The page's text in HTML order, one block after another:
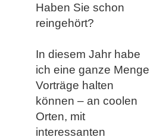
Haben Sie schon
reingehört?
In diesem Jahr habe
ich eine ganze Menge
Vorträge halten
können – an coolen
Orten, mit
interessanten